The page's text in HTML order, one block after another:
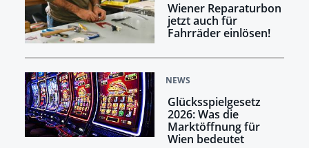
Wiener Reparaturbon
jetzt auch für
Fahrräder einlösen!
NEWS
Glücksspielgesetz
2026: Was die
Marktöffnung für
Wien bedeutet